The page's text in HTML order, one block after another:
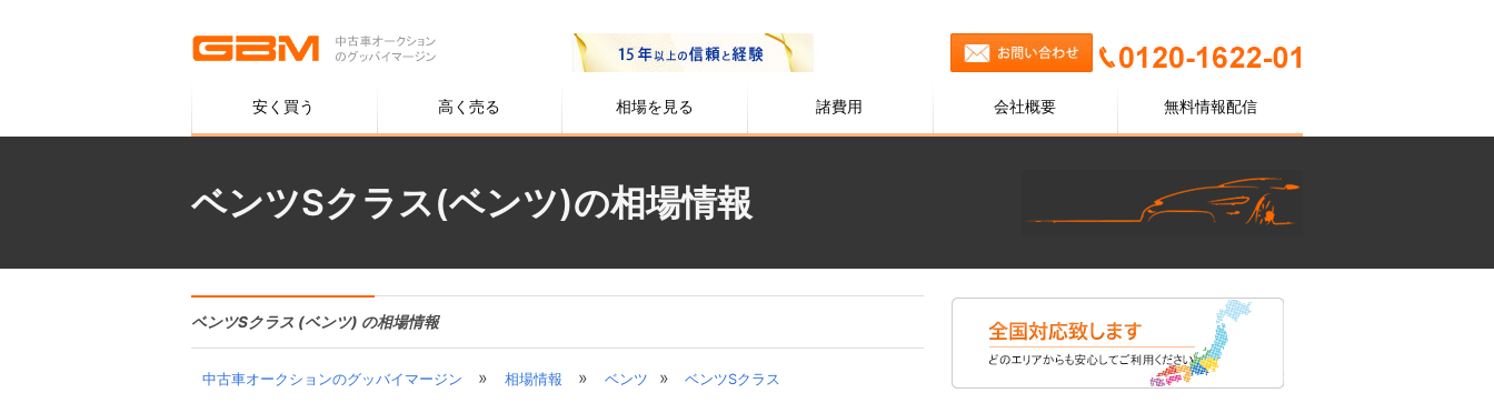
安く買う 高く売る 相場を見る 諸費用 会社概要 無料情報配信
ベンツSクラス(ベンツ)の相場情報
ベンツSクラス (ベンツ) の相場情報
中古車オークションのグッバイマージン » 相場情報 » ベンツ » ベンツSクラス